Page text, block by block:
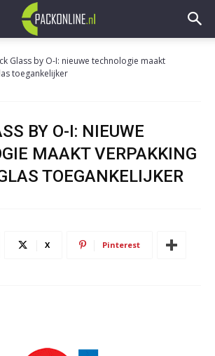
Glass by O-I: nieuwe technologie maakt
toegankelijker
BY O-I: NIEUWE
MAAKT VERPAKKING
TOEGANKELIJKER
X Pinterest